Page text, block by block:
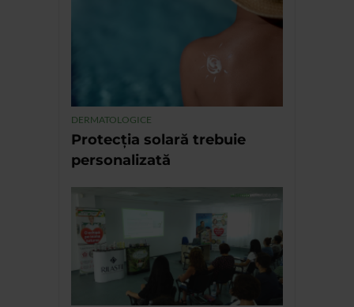
DERMATOLOGICE
Protecția solară trebuie
personalizată